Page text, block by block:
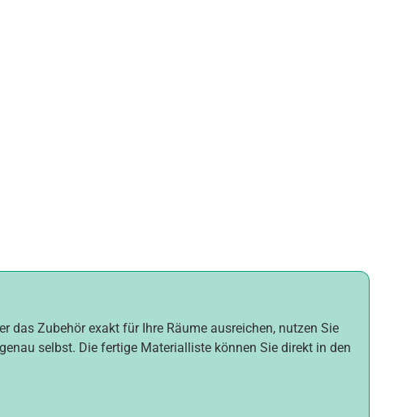
das Zubehör exakt für Ihre Räume ausreichen, nutzen Sie
selbst. Die fertige Materialliste können Sie direkt in den